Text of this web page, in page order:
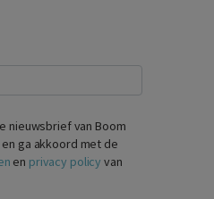
nieuwsbrief van Boom
ga akkoord met de
en privacy policy van